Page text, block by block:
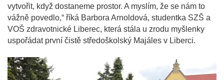
vytvořit, když dostaneme prostor. A myslím, že se nám to
vážně povedlo,“ říká Barbora Arnoldová, studentka SZŠ a
VOŠ zdravotnické Liberec, která stála u zrodu myšlenky
uspořádat první čistě středoškolský Majáles v Liberci.